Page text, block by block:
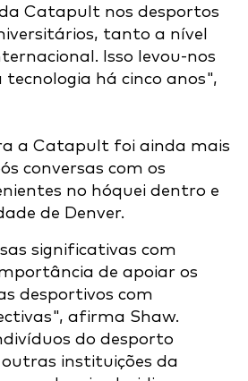
Catapult nos desportos
tanto a nível
Isso levou-nos
há cinco anos",
a Catapult foi ainda mais
conversas com os
no hóquei dentro e
de Denver.
significativas com
de apoiar os
desportivos com
afirma Shaw.
do desporto
instituições da